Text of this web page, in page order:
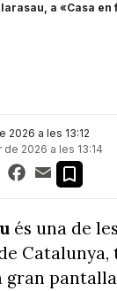
a «Casa en
2026 a les 13:12
2026 a les 13:14
LinkedInFacebook
Email
és una de
Catalunya,
gran